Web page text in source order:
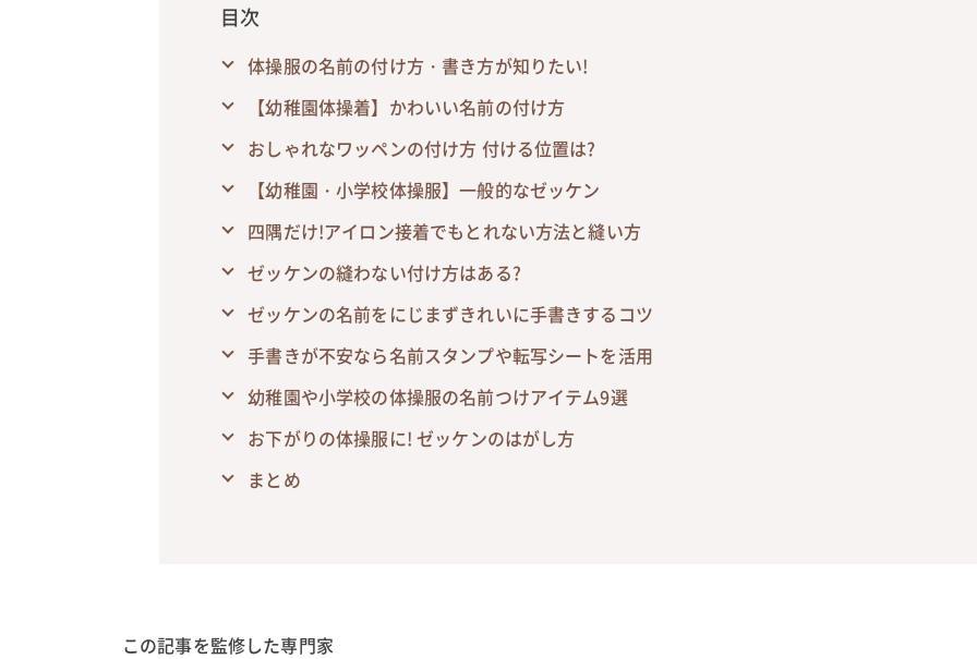
目次
体操服の名前の付け方・書き方が知りたい!
【幼稚園体操着】かわいい名前の付け方
おしゃれなワッペンの付け方 付ける位置は?
【幼稚園・小学校体操服】一般的なゼッケン
四隅だけ!アイロン接着でもとれない方法と縫い方
ゼッケンの縫わない付け方はある?
ゼッケンの名前をにじまずきれいに手書きするコツ
手書きが不安なら名前スタンプや転写シートを活用
幼稚園や小学校の体操服の名前つけアイテム9選
お下がりの体操服に! ゼッケンのはがし方
まとめ
この記事を監修した専門家